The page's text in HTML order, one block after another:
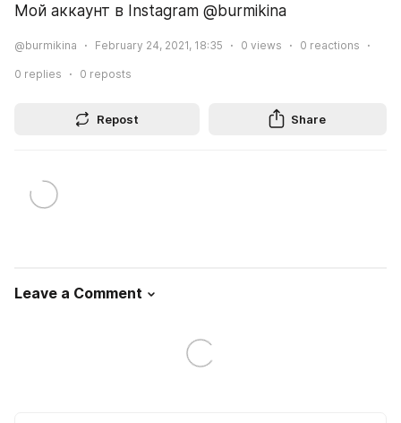
Мой аккаунт в Instagram @burmikina
@burmikina February 24, 2021, 18:35 0 views 0 reactions
0 replies 0 reposts
Repost Share
Leave a Comment